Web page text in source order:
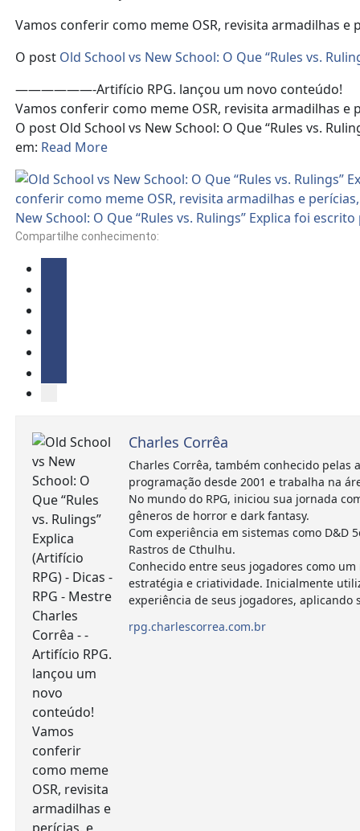
Vamos conferir como meme OSR, revisita armadilhas
O post Old School vs New School: O Que “Rules vs.
——————-Artifício RPG. lançou um novo conteúdo!
Vamos conferir como meme OSR, revisita armadilhas
O post Old School vs New School: O Que “Rules vs.
em: Read More
Compartilhe conhecimento:
Charles Corrêa
Charles Corrêa, também conhecido pelas
programação desde 2001 e trabalha na
No mundo do RPG, iniciou sua jornada
gêneros de horror e dark fantasy.
Com experiência em sistemas como D&D
Rastros de Cthulhu.
Conhecido entre seus jogadores como
estratégia e criatividade. Inicialmente
experiência de seus jogadores,
rpg.charlescorrea.com.br